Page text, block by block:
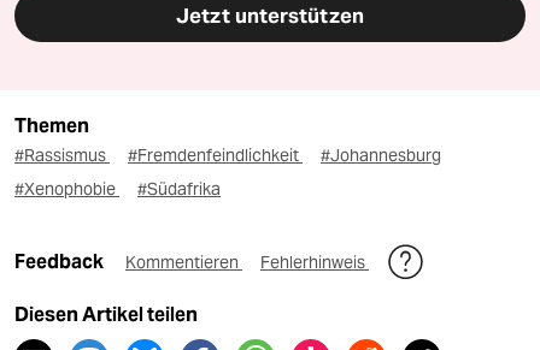
Jetzt unterstützen
Themen
#Rassismus #Fremdenfeindlichkeit
#Johannesburg
#Xenophobie
#Südafrika
Feedback Kommentieren Fehlerhinweis
Diesen Artikel teilen